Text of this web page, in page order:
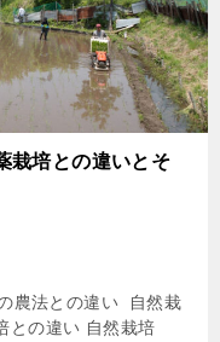
栽培との違いとそ
農法との違い 自然栽
との違い 自然栽培